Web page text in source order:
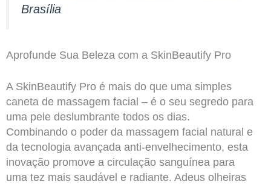
Brasília
Aprofunde Sua Beleza com a SkinBeautify Pro
A SkinBeautify Pro é mais do que uma simples
caneta de massagem facial – é o seu segredo para
uma pele deslumbrante todos os dias.
Combinando o poder da massagem facial natural e
da tecnologia avançada anti-envelhecimento, esta
inovação promove a circulação sanguínea para
uma tez mais saudável e radiante. Adeus olheiras